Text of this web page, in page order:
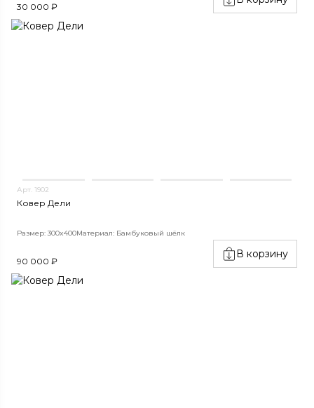
30 000 ₽
Арт. 1902
Ковер Дели
Размер: 300x400Материал: Бамбуковый шёлк
90 000 ₽
В корзину